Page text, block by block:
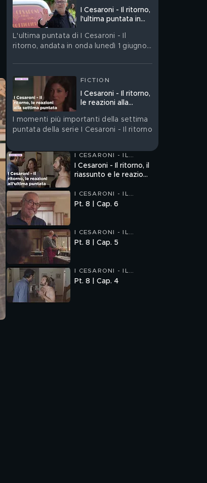
I Cesaroni - Il ritorno,
l'ultima puntata in
L'ultima puntata di I Cesaroni - Il
ritorno, andata in onda lunedì 1 giugno
su Mediaset Infinity
FICTION
I Cesaroni - Il ritorno,
le reazioni alla
I momenti più importanti della settima
puntata della serie I Cesaroni - Il ritorno
I CESARONI - IL
RITORNO
I Cesaroni - Il ritorno, il
riassunto e le reazioni
I CESARONI - IL
RITORNO
Pt. 8 | Cap. 6
I CESARONI - IL
RITORNO
Pt. 8 | Cap. 5
I CESARONI - IL
RITORNO
Pt. 8 | Cap. 4